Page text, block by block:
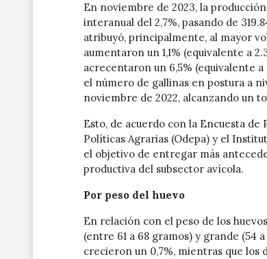
En noviembre de 2023, la
interanual del 2,7%, pasando de
atribuyó, principalmente, al mayor
aumentaron un 1,1% (equivalente a
acrecentaron un 6,5% (equivalente
el número de gallinas en postura a
noviembre de 2022, alcanzando un
Esto, de acuerdo con la Encuesta de
Políticas Agrarias (Odepa) y el
el objetivo de entregar más
productiva del subsector avícola.
Por peso del huevo
En relación con el peso de los
(entre 61 a 68 gramos) y grande (54
crecieron un 0,7%, mientras que los